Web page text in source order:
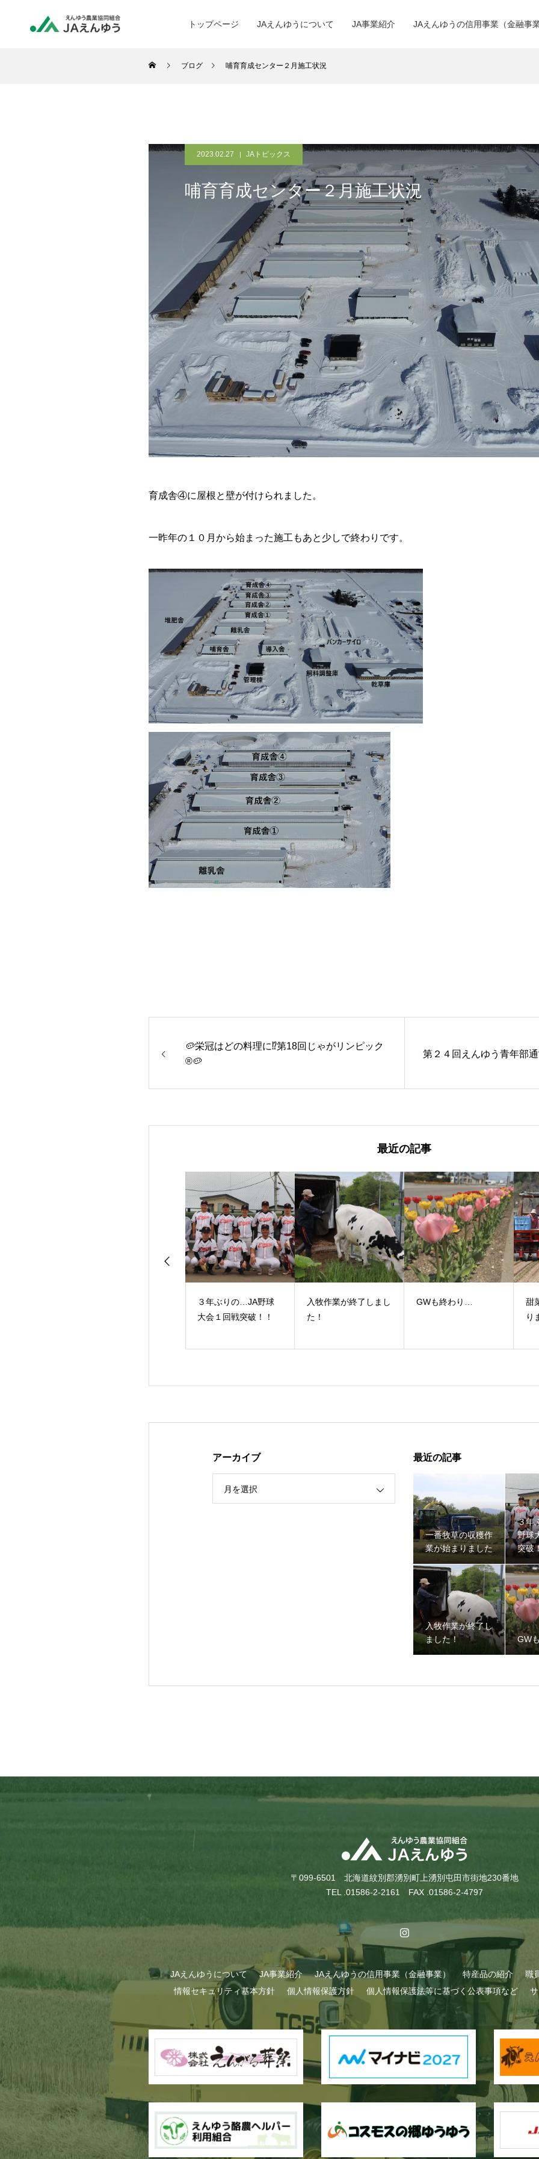
トップページ JAえんゆうについて JA事業紹介 JAえんゆうの信用事業（金融事
ブログ 哺育育成センター２月施工状況
2023.02.27 JAトピックス
哺育育成センター２月施工状況
育成舎④に屋根と壁が付けられました。
一昨年の１０月から始まった施工もあと少しで終わりです。
🥔栄冠はどの料理に⁉第18回じゃがリンピック
®🥔
第２４回えんゆう青年部
最近の記事
３年ぶりの…JA野球
大会１回戦突破！！
入牧作業が終了しまし
た！
GWも終わり…
甜
り
アーカイブ
月を選択
最近の記事
一番牧草の収穫作
業が始まりました
３年
野球
突破
入牧作業が終了し
ました！
GW
〒099-6501 北海道紋別郡湧別町上湧別屯田市街地230番地
TEL .01586-2-2161 FAX .01586-2-4797
JAえんゆうについて JA事業紹介 JAえんゆうの信用事業（金融事業） 特産品の紹介
職
情報セキュリティ基本方針
個人情報保護方針 個人情報保護法等に基づく公表事項など